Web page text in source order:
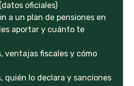
oficiales)
a un plan de pensiones en
aportar y cuánto te
ventajas fiscales y cómo
quién lo declara y sanciones